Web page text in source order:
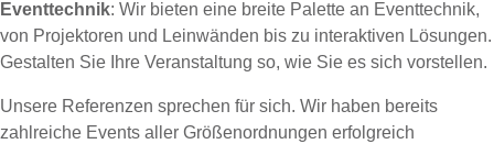
Eventtechnik: Wir bieten eine breite Palette an Eventtechnik,
von Projektoren und Leinwänden bis zu interaktiven Lösungen.
Gestalten Sie Ihre Veranstaltung so, wie Sie es sich vorstellen.
Unsere Referenzen sprechen für sich. Wir haben bereits
zahlreiche Events aller Größenordnungen erfolgreich